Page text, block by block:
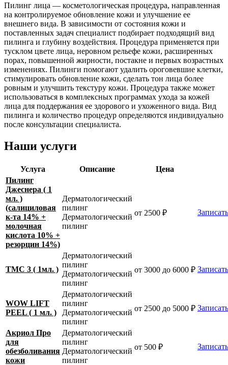
Пилинг лица — косметологическая процедура, направленная
на контролируемое обновление кожи и улучшение ее
внешнего вида. В зависимости от состояния кожи и
поставленных задач специалист подбирает подходящий вид
пилинга и глубину воздействия. Процедура применяется при
тусклом цвете лица, неровном рельефе кожи, расширенных
порах, повышенной жирности, постакне и первых возрастных
изменениях. Пилинги помогают удалить ороговевшие клетки,
стимулировать обновление кожи, сделать тон лица более
ровным и улучшить текстуру кожи. Процедура также может
использоваться в комплексных программах ухода за кожей
лица для поддержания ее здорового и ухоженного вида. Вид
пилинга и количество процедур определяются индивидуально
после консультации специалиста.
Наши услуги
Услуга Описание
Цена
Пилинг
Джеснера ( 1
мл. )
(салициловая
к-та 14% +
молочная
кислота 10% +
резорцин 14%)
Дерматологический
пилинг
Дерматологический
пилинг
от 2500 ₽
TMC 3 ( 1мл. )
Дерматологический
пилинг
Дерматологический
пилинг
от 3000 до 6000 ₽
WOW LIFT
PEEL ( 1 мл. )
Дерматологический
пилинг
Дерматологический
пилинг
от 2500 до 5000 ₽
Акриол Про
для
обезболивания
кожи
Дерматологический
пилинг
Дерматологический
пилинг
от 500 ₽